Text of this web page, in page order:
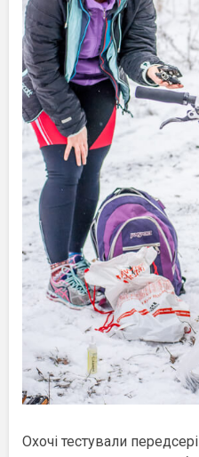
Охочі тестували